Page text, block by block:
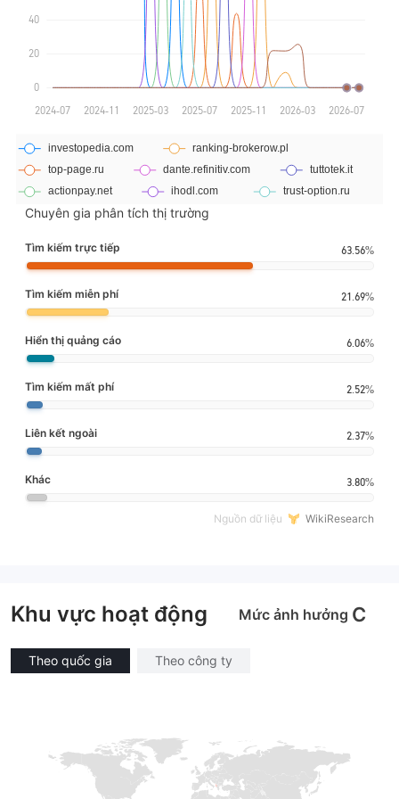
Chuyên gia phân tích thị trường
Tìm kiếm trực tiếp 63.56%
Tìm kiếm miễn phí 21.69%
Hiển thị quảng cáo 6.06%
Tìm kiếm mất phí 2.52%
Liên kết ngoài 2.37%
Khác 3.80%
Nguồn dữ liệu WikiResearch
Khu vực hoạt động Mức ảnh hưởng C
Theo quốc gia Theo công ty